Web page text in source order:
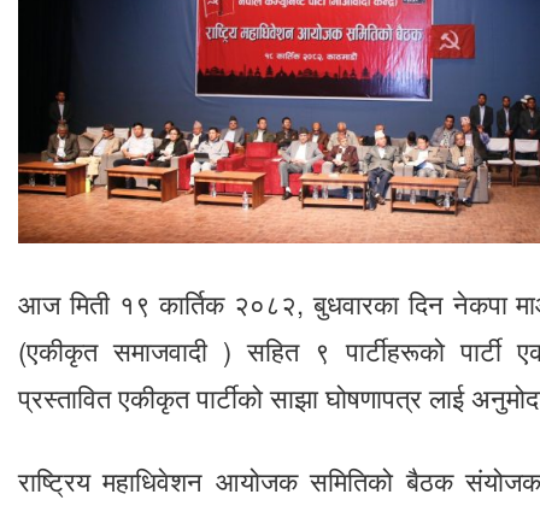
आज मिती १९ कार्तिक २०८२, बुधवारका दिन नेकपा
(एकीकृत समाजवादी ) सहित ९ पार्टीहरूको पार्टी
प्रस्तावित एकीकृत पार्टीको साझा घोषणापत्र लाई
राष्ट्रिय महाधिवेशन आयोजक समितिको बैठक